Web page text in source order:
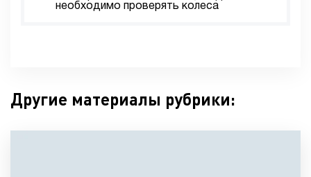
необходимо проверять колеса
Другие материалы рубрики: